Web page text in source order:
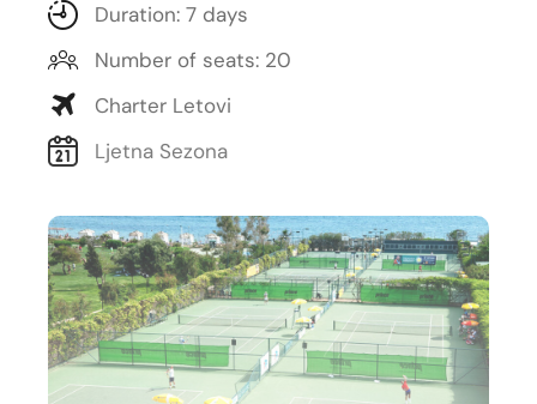
Duration: 7 days
Number of seats: 20
Charter Letovi
Ljetna Sezona